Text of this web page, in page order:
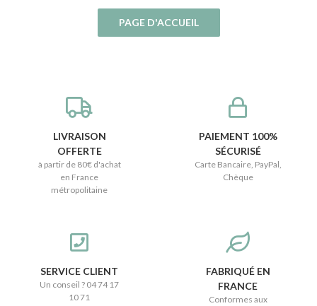
LIVRAISON
OFFERTE
à partir de 80€ d'achat
en France
métropolitaine
PAIEMENT 100%
SÉCURISÉ
Carte Bancaire, PayPal,
Chèque
SERVICE CLIENT
Un conseil ? 04 74 17
10 71
FABRIQUÉ EN
FRANCE
Conformes aux